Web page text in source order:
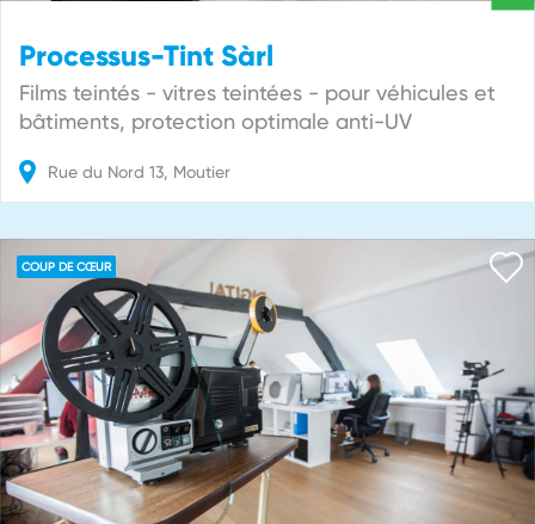
Processus-Tint Sàrl
Films teintés - vitres teintées - pour véhicules et
bâtiments, protection optimale anti-UV
Rue du Nord 13 Moutier
COUP DE CŒUR